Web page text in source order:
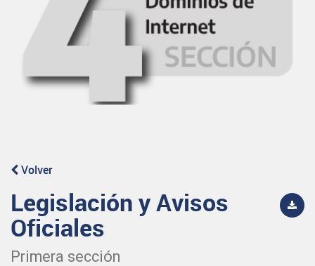
Volver
Legislación y Avisos
Oficiales
Primera sección